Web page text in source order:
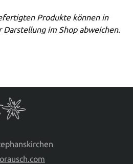
Produkte können in
Darstellung im Shop abweichen.